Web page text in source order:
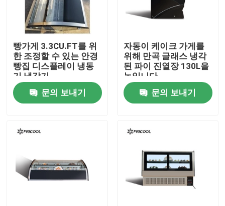
공장 투어
품질 관리
연락처
모든 케이스
냉각된 빵집 진열장
냉각된 조제식품 건
빵가게 3.3CU.FT를 위
한 조정할 수 있는 안경
빵집 디스플레이 냉동
기 냉각기
문의 보내기
자동이 케이크 가게를
위해 만곡 글래스 냉각
된 파이 진열장 130L을
녹입니다
문의 보내기